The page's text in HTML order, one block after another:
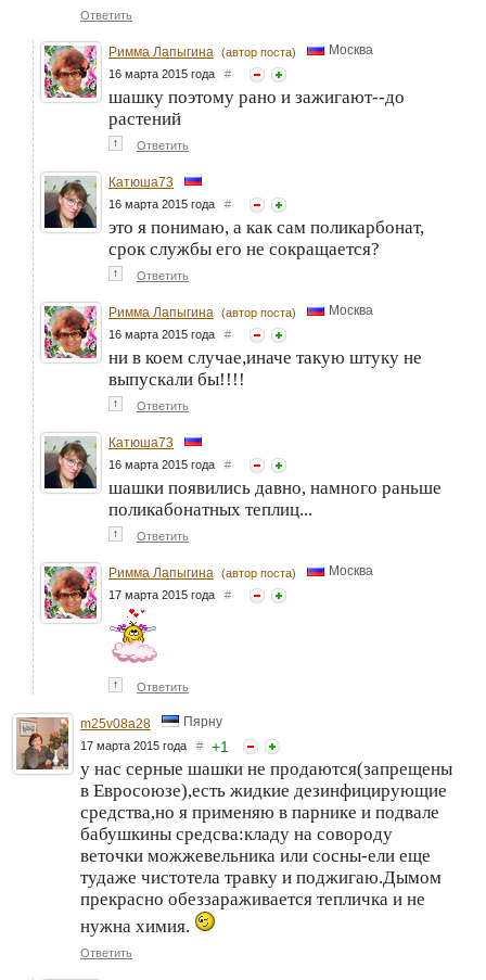
Ответить
Римма Лапыгина (автор поста) Москва
16 марта 2015 года #
шашку поэтому рано и зажигают--до
растений
↑ Ответить
Катюша73
16 марта 2015 года #
это я понимаю, а как сам поликарбонат,
срок службы его не сокращается?
↑ Ответить
Римма Лапыгина (автор поста) Москва
16 марта 2015 года #
ни в коем случае,иначе такую штуку не
выпускали бы!!!!
↑ Ответить
Катюша73
16 марта 2015 года #
шашки появились давно, намного раньше
поликабонатных теплиц...
↑ Ответить
Римма Лапыгина (автор поста) Москва
17 марта 2015 года #
↑ Ответить
m25v08a28 Пярну
17 марта 2015 года # +1
у нас серные шашки не продаются(запрещены
в Евросоюзе),есть жидкие дезинфицирующие
средства,но я применяю в парнике и подвале
бабушкины средсва:кладу на совороду
веточки можжевельника или сосны-ели еще
тудаже чистотела травку и поджигаю.Дымом
прекрасно обеззараживается тепличка и не
нужна химия.
Ответить